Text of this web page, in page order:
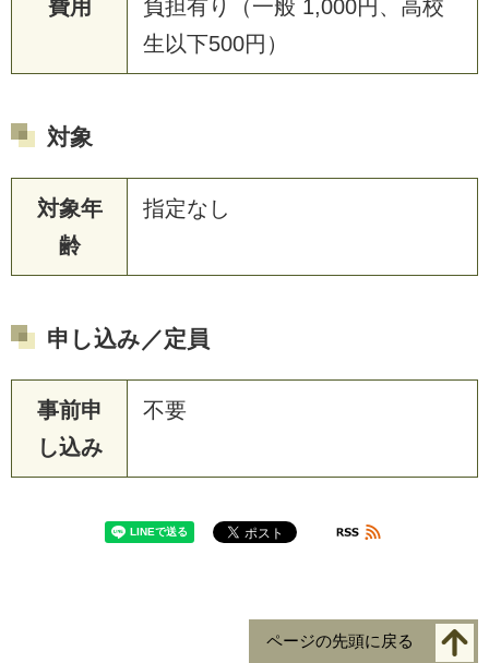
費用
負担有り（一般 1,000円、高校
生以下500円）
対象
対象年
齢
指定なし
申し込み／定員
事前申
し込み
不要
ページの先頭に戻る